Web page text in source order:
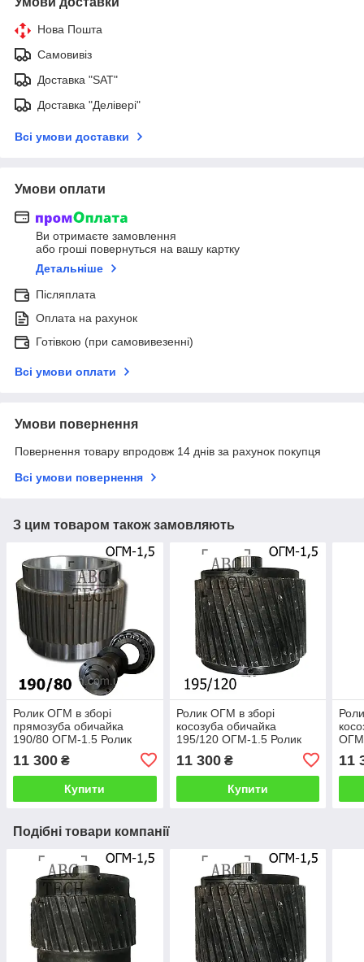
Нова Пошта
Самовивіз
Доставка "SAT"
Доставка "Делівері"
Всі умови доставки
Умови оплати
Ви отримаєте замовлення
або гроші повернуться на вашу картку
Детальніше
Післяплата
Оплата на рахунок
Готівкою (при самовивезенні)
Всі умови оплати
Умови повернення
Повернення товару впродовж 14 днів за рахунок покупця
Всі умови повернення
З цим товаром також замовляють
Ролик ОГМ в зборі
прямозуба обичайка
190/80 ОГМ-1.5 Ролик
1,5 Вузький ролик з
прямим зубом
11 300 ₴
Купити
Ролик ОГМ в зборі
косозуба обичайка
195/120 ОГМ-1.5 Ролик
1,5 Широкий ролик з
косим зубом
11 300₴
Купити
11
Подібні товари компанії